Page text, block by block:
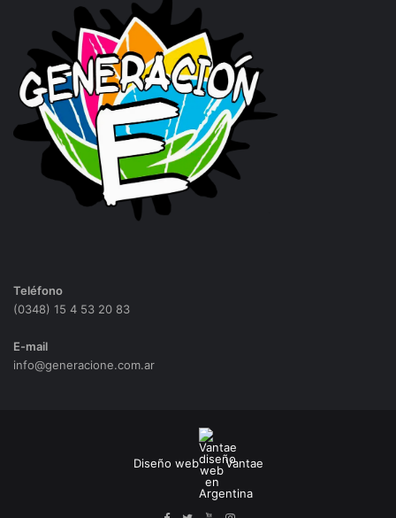
Teléfono
(0348) 15 4 53 20 83
E-mail
info@generacione.com.ar
Diseño web Vantae